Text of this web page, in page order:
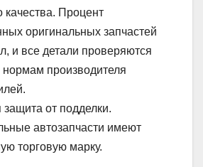
качества. Процент
оригинальных запчастей
и все детали проверяются
нормам производителя
от подделки.
автозапчасти имеют
торговую марку.